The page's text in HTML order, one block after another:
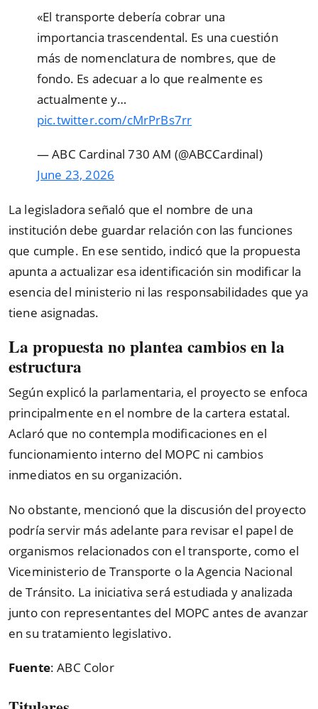
«El transporte debería cobrar una
importancia trascendental. Es una cuestión
más de nomenclatura de nombres, que de
fondo. Es adecuar a lo que realmente es
actualmente y…
pic.twitter.com/cMrPrBs7rr
— ABC Cardinal 730 AM (@ABCCardinal)
June 23, 2026
La legisladora señaló que el nombre de una
institución debe guardar relación con las funciones
que cumple. En ese sentido, indicó que la propuesta
apunta a actualizar esa identificación sin modificar la
esencia del ministerio ni las responsabilidades que ya
tiene asignadas.
La propuesta no plantea cambios en la
estructura
Según explicó la parlamentaria, el proyecto se enfoca
principalmente en el nombre de la cartera estatal.
Aclaró que no contempla modificaciones en el
funcionamiento interno del MOPC ni cambios
inmediatos en su organización.
No obstante, mencionó que la discusión del proyecto
podría servir más adelante para revisar el papel de
organismos relacionados con el transporte, como el
Viceministerio de Transporte o la Agencia Nacional
de Tránsito. La iniciativa será estudiada y analizada
junto con representantes del MOPC antes de avanzar
en su tratamiento legislativo.
Fuente: ABC Color